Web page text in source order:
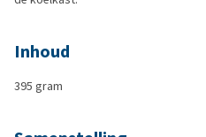
Inhoud
395 gram